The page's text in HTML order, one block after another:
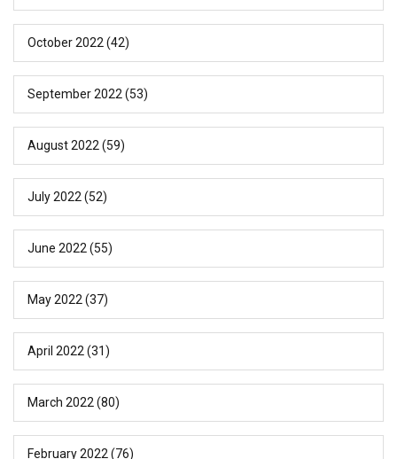
October 2022(42)
September 2022(53)
August 2022(59)
July 2022(52)
June 2022(55)
May 2022(37)
April 2022(31)
March 2022(80)
February 2022(76)